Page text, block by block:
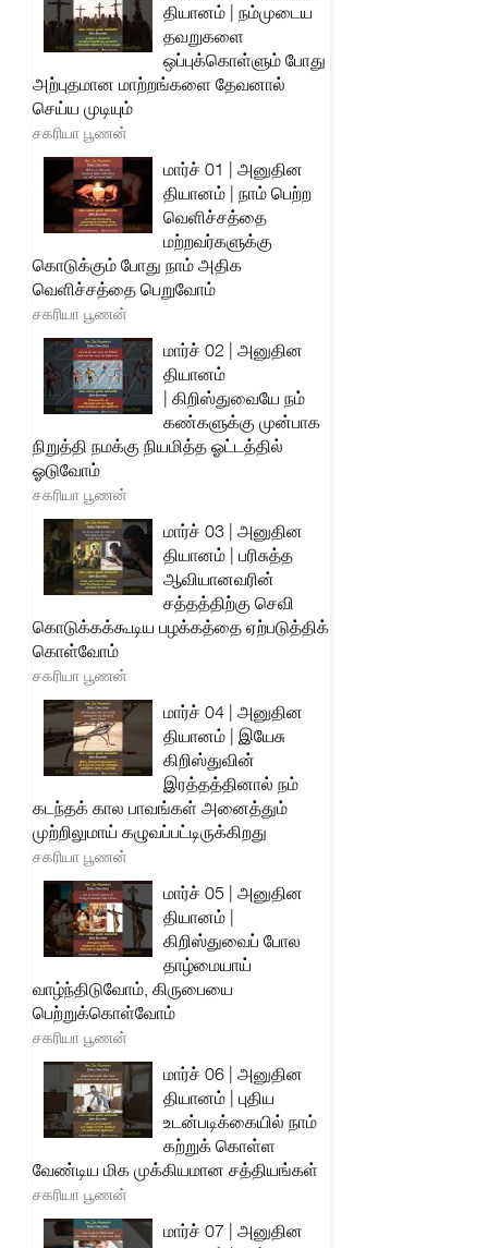
தியானம் | நம்முடைய
தவறுகளை
ஒப்புக்கொள்ளும் போது
அற்புதமான மாற்றங்களை தேவனால்
செய்ய முடியும்
சகரியா பூணன்
மார்ச் 01 | அனுதின
தியானம் | நாம் பெற்ற
வெளிச்சத்தை
மற்றவர்களுக்கு
கொடுக்கும் போது நாம் அதிக
வெளிச்சத்தை பெறுவோம்
சகரியா பூணன்
மார்ச் 02 | அனுதின
தியானம்
| கிறிஸ்துவையே நம்
கண்களுக்கு முன்பாக
நிறுத்தி நமக்கு நியமித்த ஓட்டத்தில்
ஓடுவோம்
சகரியா பூணன்
மார்ச் 03 | அனுதின
தியானம் | பரிசுத்த
ஆவியானவரின்
சத்தத்திற்கு செவி
கொடுக்கக்கூடிய பழக்கத்தை ஏற்படுத்திக்
கொள்வோம்
சகரியா பூணன்
மார்ச் 04 | அனுதின
தியானம் | இயேசு
கிறிஸ்துவின்
இரத்தத்தினால் நம்
கடந்தக் கால பாவங்கள் அனைத்தும்
முற்றிலுமாய் கழுவப்பட்டிருக்கிறது
சகரியா பூணன்
மார்ச் 05 | அனுதின
தியானம் |
கிறிஸ்துவைப் போல
தாழ்மையாய்
வாழ்ந்திடுவோம், கிருபையை
பெற்றுக்கொள்வோம்
சகரியா பூணன்
மார்ச் 06 | அனுதின
தியானம் | புதிய
உடன்படிக்கையில் நாம்
கற்றுக் கொள்ள
வேண்டிய மிக முக்கியமான சத்தியங்கள்
சகரியா பூணன்
மார்ச் 07 | அனுதின